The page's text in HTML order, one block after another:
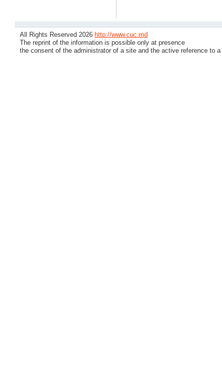
All Rights Reserved 2026 http://www.cuc.md
The reprint of the information is possible only at presence
the consent of the administrator of a site and the active reference to